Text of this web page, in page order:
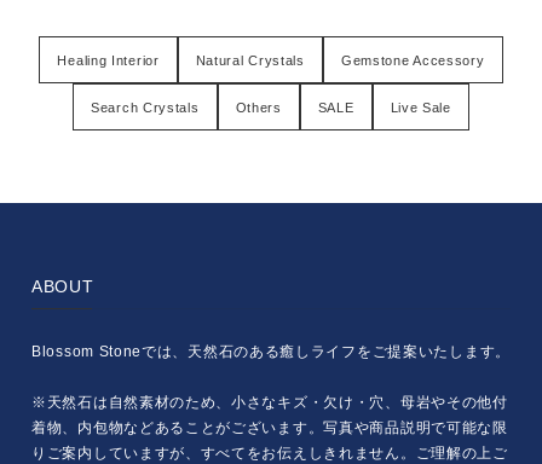
Healing Interior Natural Crystals Gemstone Accessory
Search Crystals Others SALE Live Sale
ABOUT
Blossom Stoneでは、天然石のある癒しライフをご提案いたします。
※天然石は自然素材のため、小さなキズ・欠け・穴、母岩やその他付
着物、内包物などあることがございます。写真や商品説明で可能な限
りご案内していますが、すべてをお伝えしきれません。ご理解の上ご